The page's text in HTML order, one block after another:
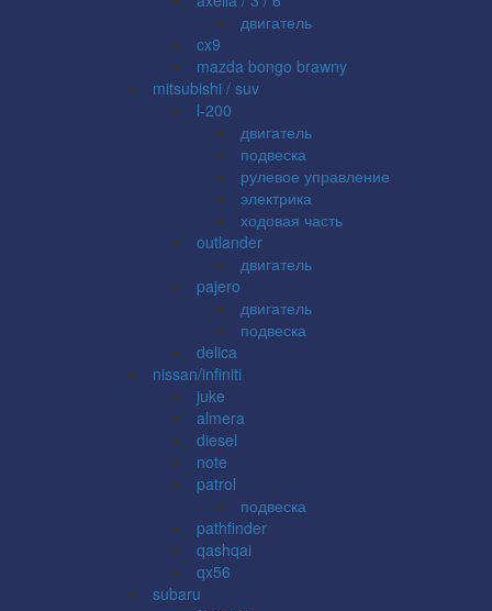
двигатель
cx9
mazda bongo brawny
mitsubishi / suv
l-200
двигатель
подвеска
рулевое управление
электрика
ходовая часть
outlander
двигатель
pajero
двигатель
подвеска
delica
nissan/infiniti
juke
almera
diesel
note
patrol
подвеска
pathfinder
qashqai
qx56
subaru